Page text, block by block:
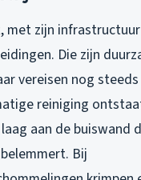
met zijn
Die zijn
vereisen nog
reiniging
aan de buiswand
Bij